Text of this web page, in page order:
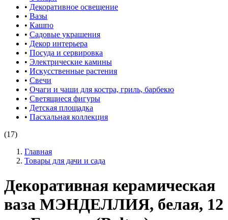
• Декоративное освещение
• Вазы
• Кашпо
• Садовые украшения
• Декор интерьера
• Посуда и сервировка
• Электрические камины
• Искусственные растения
• Свечи
• Очаги и чаши для костра, гриль, барбекю
• Светящиеся фигуры
• Детская площадка
• Пасхальная коллекция
(17)
Главная
Товары для дачи и сада
Декоративная керамическая
ваза МЭНДЕЛЛИЯ, белая, 12